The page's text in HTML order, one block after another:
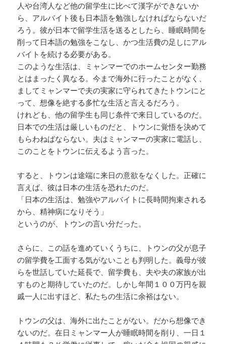
人や台湾人など他の留学生に比べて漢字ができないか
ら、アルバイト後も日本語を勉強しなければならないだ
ろう。彼が日本で留学生活を送るとしたら、睡眠時間を
削って日本語の勉強をこなし、かつ生活費の足しにアル
バイトを続ける必要がある。
このような生活は、ミャンマーでのホームセンター勤務
とはまったく異なる。今まで海外に行ったことがなく、
ましてミャンマーで夫の実家に守られてきたトウンにと
って、想像を絶する多忙な生活と言えるだろう。
けれども、他の留学生も同じ条件で来日しているのだ。
日本での生活は厳しいものだと、トウンに覚悟を決めて
もらわねばならない。夫はミャンマーの実家に電話し、
このことをトウンに伝えるよう言った。
すると、トウンは途端に来日の意欲をなくした。正確に
言えば、彼は日本の生活を恐れたのだ。
「日本の生活は、勉強やアルバイトに長時間拘束される
から、精神病になりそう」
というのが、トウンの言い分だった。
さらに、この話を進めていくうちに、トウンの父が息子
の留学費を工面する気がないことも判明した。義母が彼
らを世話していた延長で、留学費も、夫や夫の家族が出
すものと期待していたのだ。しかし年間１００万円を親
戚一人に出すほど、私たちの生活に余裕はない。
トウンの父は、海外に出たことがない。だから想像でき
ないのだ。在日ミャンマー人が睡眠時間を削り、一日１